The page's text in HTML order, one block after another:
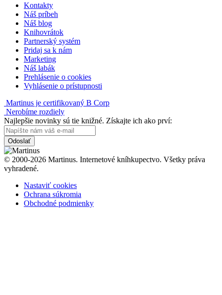
Kontakty
Náš príbeh
Náš blog
Knihovrátok
Partnerský systém
Pridaj sa k nám
Marketing
Náš labák
Prehlásenie o cookies
Vyhlásenie o prístupnosti
Martinus je certifikovaný B Corp
Nerobíme rozdiely
Najlepšie novinky sú tie knižné. Získajte ich ako prví:
Odoslať
© 2000-2026 Martinus. Internetové kníhkupectvo. Všetky práva
vyhradené.
Nastaviť cookies
Ochrana súkromia
Obchodné podmienky